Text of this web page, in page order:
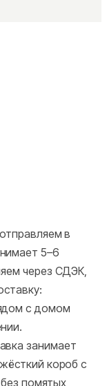
в
5–6
через СДЭК,
с домом
занимает
короб с
помятых